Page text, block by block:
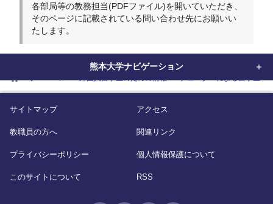
home
各部局等の教務担当(PDFファイル)を開いていただき、
そのページに記載されている問い合わせ先にお願いい
たします。
熊本大学ナビゲーション
サイトマップ アクセス
教職員の方へ 関連リンク
プライバシーポリシー 個人情報保護について
このサイトについて RSS